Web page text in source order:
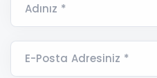
Adınız *
E-Posta Adresiniz *